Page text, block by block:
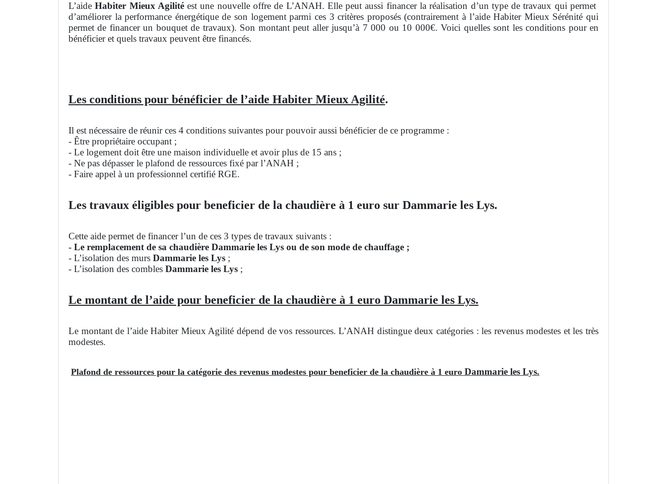
L’aideHabiter Mieux Agilitéest une nouvelle offre de L’ANAH. Elle peut aussi financer la réalisation d’un type de travaux qui permet
d’améliorer la performance énergétique de son logement parmi ces 3 critères proposés (contrairement à l’aide Habiter Mieux Sérénité qui
permet de financer un bouquet de travaux). Son montant peut aller jusqu’à 7 000 ou 10 000€. Voici quelles sont les conditions pour en
bénéficier et quels travaux peuvent être financés.
Les conditions pour bénéficier de l’aide Habiter Mieux Agilité.
Il est nécessaire de réunir ces 4 conditions suivantes pour pouvoir aussi bénéficier de ce programme :
- Être propriétaire occupant ;
- Le logement doit être une maison individuelle et avoir plus de 15 ans ;
- Ne pas dépasser le plafond de ressources fixé par l’ANAH ;
- Faire appel à un professionnel certifié RGE.
Les travaux éligibles pour beneficier de la chaudière à 1 euro sur Dammarie les Lys.
Cette aide permet de financer l’un de ces 3 types de travaux suivants :
- Le remplacement de sa chaudière Dammarie les Lys ou de son mode de chauffage ;
- L’isolation des murs Dammarie les Lys ;
- L’isolation des combles Dammarie les Lys ;
Le montant de l’aide pour beneficier de la chaudière à 1 euro Dammarie les Lys.
Le montant de l’aide Habiter Mieux Agilité dépend de vos ressources. L’ANAH distingue deux catégories : les revenus modestes et les très
modestes.
Plafond de ressources pour la catégorie des revenus modestes pour beneficier de la chaudière à 1 euro Dammarie les Lys.